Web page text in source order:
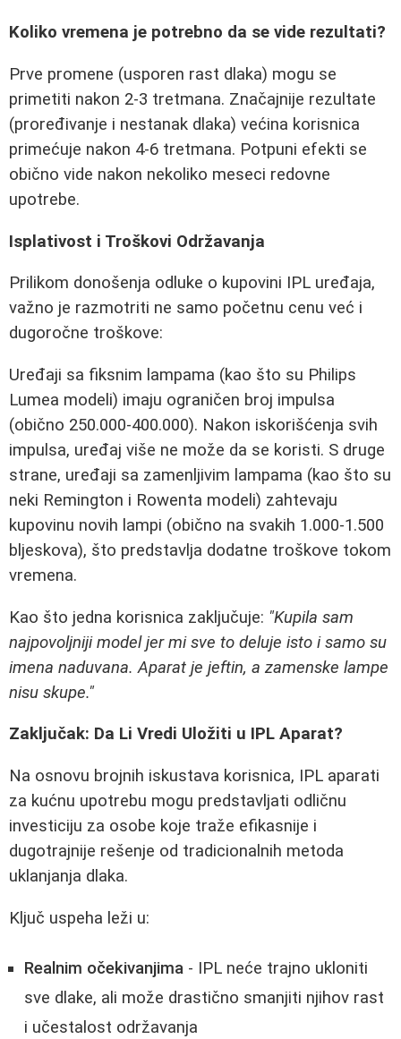
Koliko vremena je potrebno da se vide rezultati?
Prve promene (usporen rast dlaka) mogu se
primetiti nakon 2-3 tretmana. Značajnije rezultate
(proređivanje i nestanak dlaka) većina korisnica
primećuje nakon 4-6 tretmana. Potpuni efekti se
obično vide nakon nekoliko meseci redovne
upotrebe.
Isplativost i Troškovi Održavanja
Prilikom donošenja odluke o kupovini IPL uređaja,
važno je razmotriti ne samo početnu cenu već i
dugoročne troškove:
Uređaji sa fiksnim lampama (kao što su Philips
Lumea modeli) imaju ograničen broj impulsa
(obično 250.000-400.000). Nakon iskorišćenja svih
impulsa, uređaj više ne može da se koristi. S druge
strane, uređaji sa zamenljivim lampama (kao što su
neki Remington i Rowenta modeli) zahtevaju
kupovinu novih lampi (obično na svakih 1.000-1.500
bljeskova), što predstavlja dodatne troškove tokom
vremena.
Kao što jedna korisnica zaključuje: "Kupila sam
najpovoljniji model jer mi sve to deluje isto i samo su
imena naduvana. Aparat je jeftin, a zamenske lampe
nisu skupe."
Zaključak: Da Li Vredi Uložiti u IPL Aparat?
Na osnovu brojnih iskustava korisnica, IPL aparati
za kućnu upotrebu mogu predstavljati odličnu
investiciju za osobe koje traže efikasnije i
dugotrajnije rešenje od tradicionalnih metoda
uklanjanja dlaka.
Ključ uspeha leži u:
Realnim očekivanjima - IPL neće trajno ukloniti
sve dlake, ali može drastično smanjiti njihov rast
i učestalost održavanja